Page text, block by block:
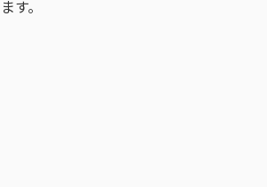
す。